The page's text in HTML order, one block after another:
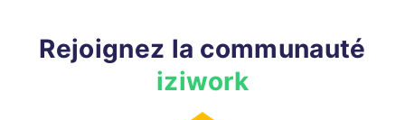
Rejoignez la communauté
iziwork